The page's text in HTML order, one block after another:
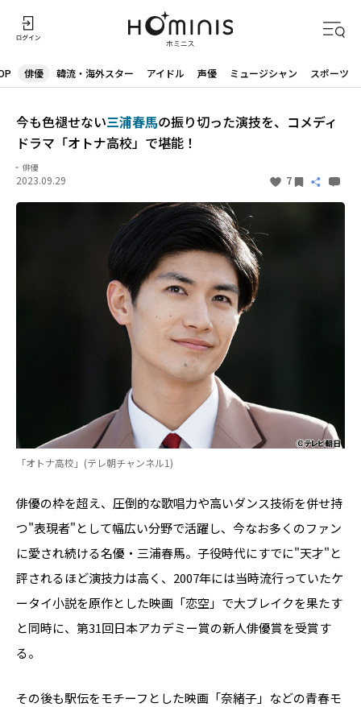
俳優 韓流・海外スター アイドル 声優 ミュージシャン スポーツ
今も色褪せない三浦春馬の振り切った演技を、コメディ
ドラマ「オトナ高校」で堪能！
俳優
2023.09.29 7
「オトナ高校」(テレ朝チャンネル1)
俳優の枠を超え、圧倒的な歌唱力や高いダンス技術を併せ持
つ"表現者"として幅広い分野で活躍し、今なお多くのファン
に愛され続ける名優・三浦春馬。子役時代にすでに"天才"と
評されるほど演技力は高く、2007年には当時流行っていたケ
ータイ小説を原作とした映画「恋空」で大ブレイクを果たす
と同時に、第31回日本アカデミー賞の新人俳優賞を受賞す
る。
その後も駅伝をモチーフとした映画「奈緒子」などの青春モ